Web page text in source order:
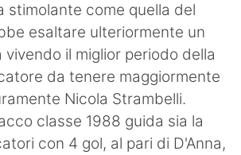
stimolante come quella del
esaltare ulteriormente un
il miglior periodo della
da tenere maggiormente
Nicola Strambelli.
classe 1988 guida sia la
con 4 gol, al pari di D'Anna,